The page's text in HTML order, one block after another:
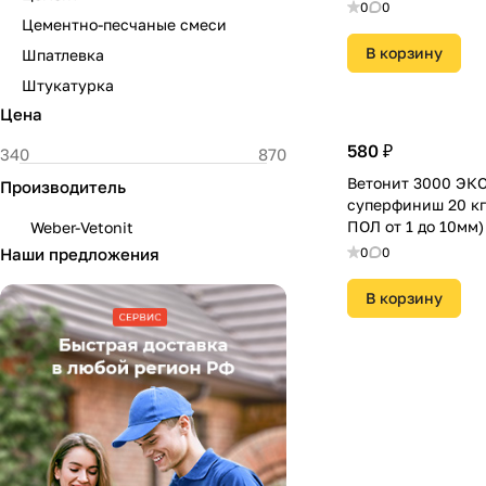
0 0
В корзину
580 ₽
Ветонит 3000
суперфиниш 20
ПОЛ от 1 до 10мм)
0 0
В корзину
Цементно-песчаные смеси
Шпатлевка
Штукатурка
Цена
Производитель
Weber-Vetonit
Наши предложения